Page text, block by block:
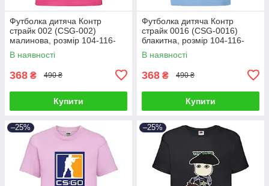
Футболка дитяча Контр
страйк 002 (CSG-002)
малинова, розмір 104-116-
128-140-152-164
В наявності
368 ₴ 490 ₴
Купити
Футболка дитяча Контр
страйк 0016 (CSG-0016)
блакитна, розмір 104-116-
128-140-152-164
В наявності
368 ₴ 490 ₴
Купити
–25% –25%